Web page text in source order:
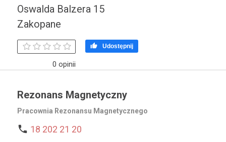
Oswalda Balzera 15
Zakopane
0 opinii
 Udostępnij
Rezonans Magnetyczny
Pracownia Rezonansu Magnetycznego
 18 202 21 20